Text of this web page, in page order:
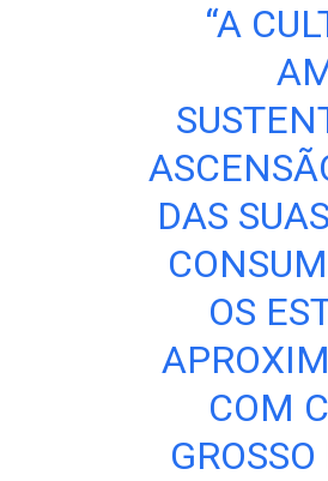
“A
DAS
OS
COM